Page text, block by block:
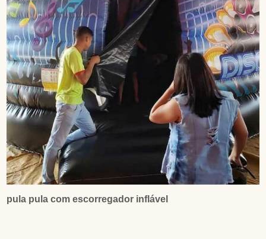
pula pula com escorregador inflável